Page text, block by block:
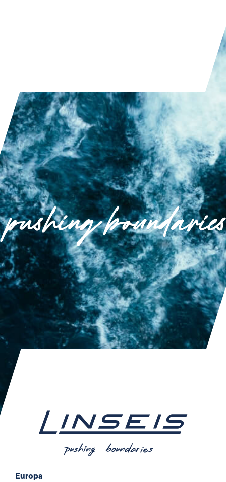
Europa